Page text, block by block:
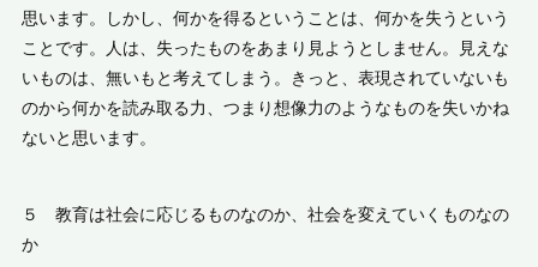
思います。しかし、何かを得るということは、何かを失うという
ことです。人は、失ったものをあまり見ようとしません。見えな
いものは、無いもと考えてしまう。きっと、表現されていないも
のから何かを読み取る力、つまり想像力のようなものを失いかね
ないと思います。
５ 教育は社会に応じるものなのか、社会を変えていくものなの
か